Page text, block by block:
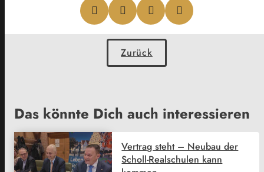
Zurück
Das könnte Dich auch interessieren
Vertrag steht – Neubau der
Scholl-Realschulen kann